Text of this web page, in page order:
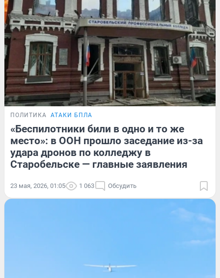
ПОЛИТИКА АТАКИ БПЛА
«Беспилотники били в одно и то же
место»: в ООН прошло заседание из-за
удара дронов по колледжу в
Старобельске — главные заявления
23 мая, 2026, 01:05 1 063 Обсудить